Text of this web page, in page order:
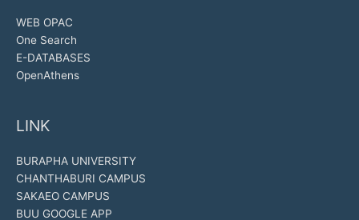
WEB OPAC
One Search
E-DATABASES
OpenAthens
LINK
BURAPHA UNIVERSITY
CHANTHABURI CAMPUS
SAKAEO CAMPUS
BUU GOOGLE APP